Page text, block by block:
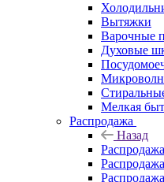
Вытяжки
Варочные
Духовые
Мелкая
Распродажа
Назад
Распродажа